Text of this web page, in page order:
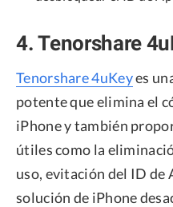
4. Tenorshare
Tenorshare 4uKeyes
potente que elimina el
iPhone y también
útiles como la
uso, evitación del ID de
solución de iPhone